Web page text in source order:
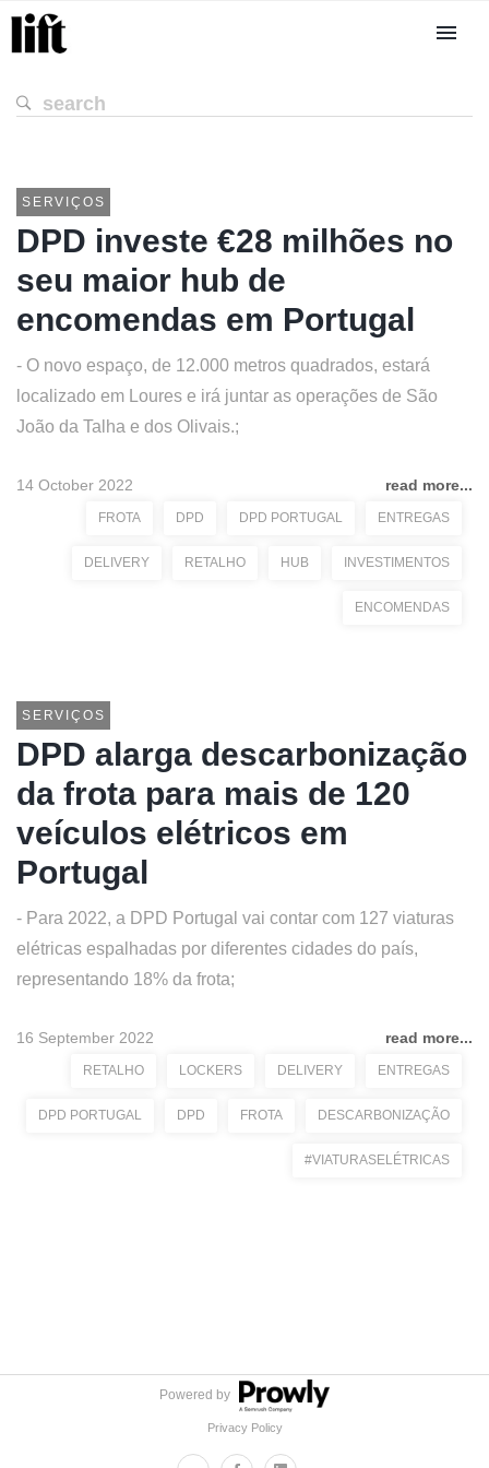
SERVIÇOS
DPD investe €28 milhões no
seu maior hub de
encomendas em Portugal
- O novo espaço, de 12.000 metros quadrados, estará
localizado em Loures e irá juntar as operações de São
João da Talha e dos Olivais.;
14 October 2022 read more...
FROTA DPD DPD PORTUGAL ENTREGAS
DELIVERY RETALHO HUB INVESTIMENTOS
ENCOMENDAS
SERVIÇOS
DPD alarga descarbonização
da frota para mais de 120
veículos elétricos em
Portugal
- Para 2022, a DPD Portugal vai contar com 127 viaturas
elétricas espalhadas por diferentes cidades do país,
representando 18% da frota;
16 September 2022 read more...
RETALHO LOCKERS DELIVERY ENTREGAS
DPD PORTUGAL DPD FROTA DESCARBONIZAÇÃO
#VIATURASELÉTRICAS
Powered by
Privacy Policy